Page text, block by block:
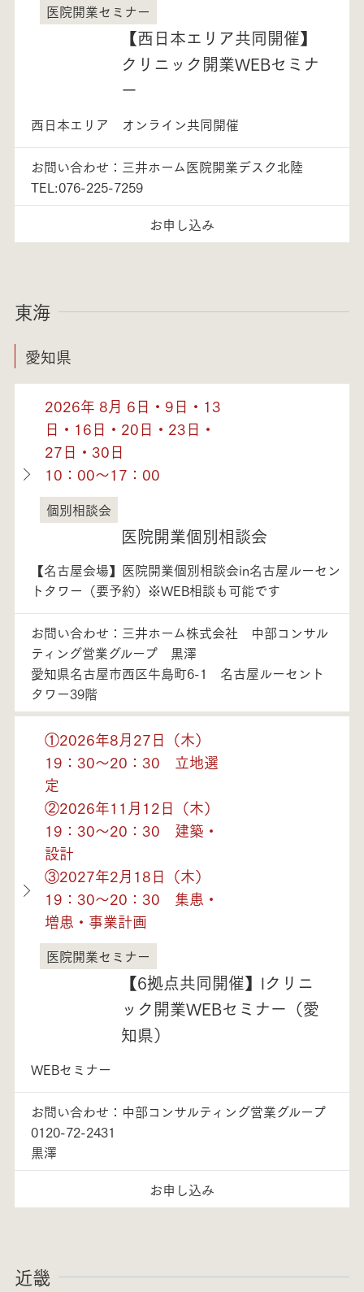
福井県
医院開業セミナー
【西日本エリア共同開催】
クリニック開業WEBセミナ
ー
西日本エリア オンライン共同開催
お問い合わせ：三井ホーム医院開業デスク北陸
TEL:076-225-7259
お申し込み
東海
愛知県
2026年 8月 6日・9日・13
日・16日・20日・23日・
27日・30日
10：00～17：00
愛知県
個別相談会
医院開業個別相談会
【名古屋会場】医院開業個別相談会in名古屋ルーセン
トタワー（要予約）※WEB相談も可能です
お問い合わせ：三井ホーム株式会社 中部コンサル
ティング営業グループ 黒澤
愛知県名古屋市西区牛島町6-1 名古屋ルーセント
タワー39階
①2026年8月27日（木）
19：30～20：30 立地選
定
②2026年11月12日（木）
19：30～20：30 建築・
設計
③2027年2月18日（木）
19：30～20：30 集患・
増患・事業計画
愛知県
医院開業セミナー
【6拠点共同開催】lクリニ
ック開業WEBセミナー（愛
知県）
WEBセミナー
お問い合わせ：中部コンサルティング営業グループ
0120-72-2431
黒澤
お申し込み
近畿